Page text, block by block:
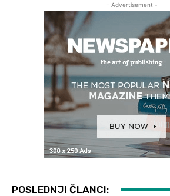
- Advertisement -
POSLEDNJI ČLANCI: